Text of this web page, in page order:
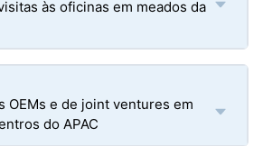
às oficinas em meados da
OEMs e de joint ventures em
do APAC